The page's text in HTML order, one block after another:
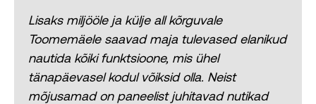
Lisaks miljööle ja külje all kõrguvale
Toomemäele saavad maja tulevased elanikud
nautida kõiki funktsioone, mis ühel
tänapäevasel kodul võiksid olla. Neist
mõjusamad on paneelist juhitavad nutikad